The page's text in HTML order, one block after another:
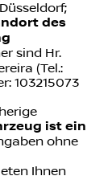
des
sind Hr.
(Tel.:
103215073
ist ein
ohne
Ihnen